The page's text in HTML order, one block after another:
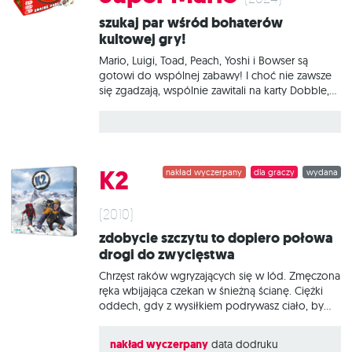
sportowych. Jednak gra wiąże się z aktywnością
nie tylko z nazwy! Dzięki angażującym
mechanizmom opartym o refleks i zręczność,
Dobble świetnie wspierają trening
spostrzegawczości i szybkości
Szukaj par wśród bohaterów
kultowej gry!
Mario, Luigi, Toad, Peach, Yoshi i Bowser są
gotowi do wspólnej zabawy! I choć nie zawsze
się zgadzają, wspólnie zawitali na karty Dobble,
uda Ci się wypatrzyć identyczne obrazki zanim
zrobią to przeciwnicy? Na czym to polega?
oraz na tę, która leży na środku stołu. Znajdź na
nich wspólny symbol, nazwij go i szybko
pozbądź się swojej karty. Teraz następna! Tylko
nie zwątp, dwie dowolne karty zawsze łączy
wydana
dla graczy
nakład wyczerpany
K2
(2010)
Zdobycie szczytu to dopiero połowa
drogi do zwycięstwa
Chrzęst raków wgryzających się w lód. Zmęczona
ręka wbijająca czekan w śnieżną ścianę. Ciężki
oddech, gdy z wysiłkiem podrywasz ciało, by
nakład wyczerpany data dodruku